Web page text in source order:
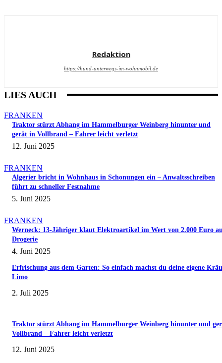
Redaktion
https://hund-unterwegs-im-wohnmobil.de
LIES AUCH
FRANKEN
Traktor stürzt Abhang im Hammelburger Weinberg hinunter und
gerät in Vollbrand – Fahrer leicht verletzt
12. Juni 2025
FRANKEN
Algerier bricht in Wohnhaus in Schonungen ein – Anwaltsschreiben
führt zu schneller Festnahme
5. Juni 2025
FRANKEN
Werneck: 13-Jähriger klaut Elektroartikel im Wert von 2.000 Euro
Drogerie
4. Juni 2025
Erfrischung aus dem Garten: So einfach machst du deine eigene
Limo
2. Juli 2025
Traktor stürzt Abhang im Hammelburger Weinberg hinunter und
Vollbrand – Fahrer leicht verletzt
12. Juni 2025